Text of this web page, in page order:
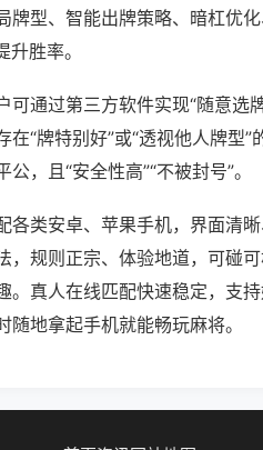
牌型、智能出牌策略、暗杠优
胜率。
通过第三方软件实现“随意选
“牌特别好”或“透视他人牌型
，且“安全性高”“不被封号”。
各类安卓、苹果手机，界面清
，规则正宗、体验地道，可碰
真人在线匹配快速稳定，支
地拿起手机就能畅玩麻将。